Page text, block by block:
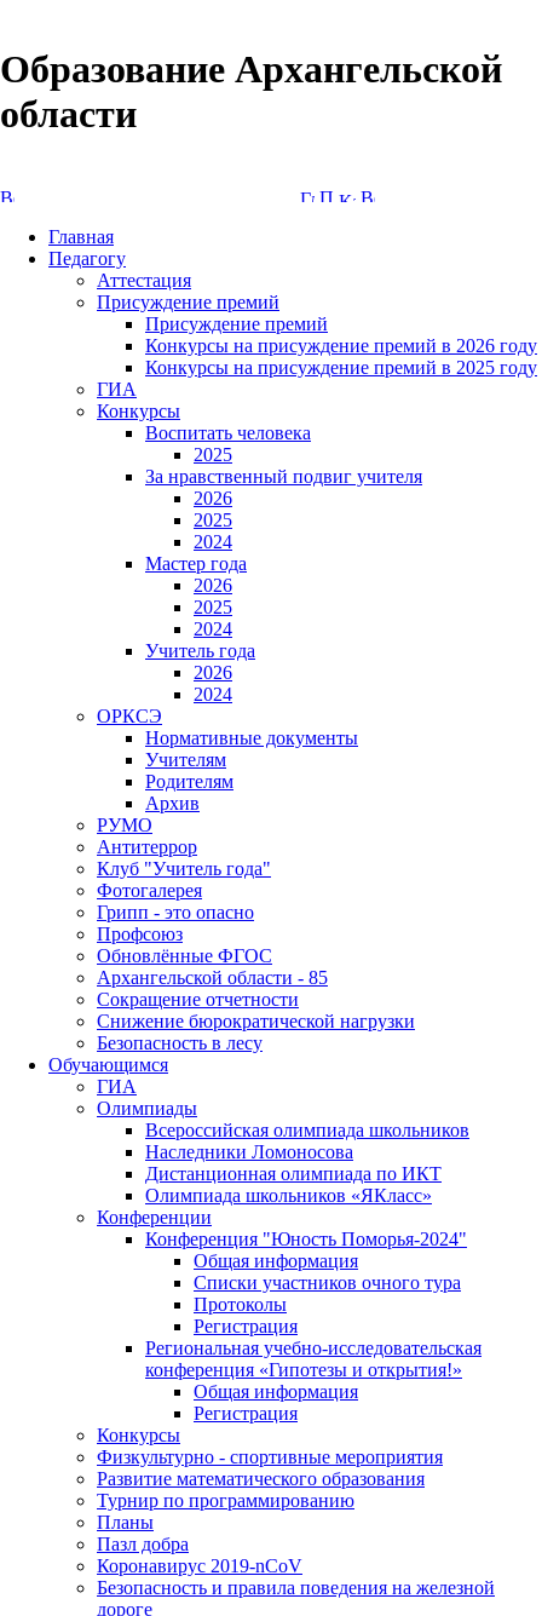
Образование Архангельской
области
Главная
Педагогу
Аттестация
Присуждение премий
Присуждение премий
Конкурсы на присуждение премий в 2026 году
Конкурсы на присуждение премий в 2025 году
ГИА
Конкурсы
Воспитать человека
2025
За нравственный подвиг учителя
2026
2025
2024
Мастер года
2026
2025
2024
Учитель года
2026
2024
ОРКСЭ
Нормативные документы
Учителям
Родителям
Архив
РУМО
Антитеррор
Клуб "Учитель года"
Фотогалерея
Грипп - это опасно
Профсоюз
Обновлённые ФГОС
Архангельской области - 85
Сокращение отчетности
Снижение бюрократической нагрузки
Безопасность в лесу
Обучающимся
ГИА
Олимпиады
Всероссийская олимпиада школьников
Наследники Ломоносова
Дистанционная олимпиада по ИКТ
Олимпиада школьников «ЯКласс»
Конференции
Конференция "Юность Поморья-2024"
Общая информация
Списки участников очного тура
Протоколы
Регистрация
Региональная учебно-исследовательская
конференция «Гипотезы и открытия!»
Общая информация
Регистрация
Конкурсы
Физкультурно - спортивные мероприятия
Развитие математического образования
Турнир по программированию
Планы
Пазл добра
Коронавирус 2019-nCoV
Безопасность и правила поведения на железной
дороге